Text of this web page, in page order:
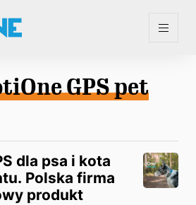
GPS pet
dla psa i kota
Polska firma
produkt